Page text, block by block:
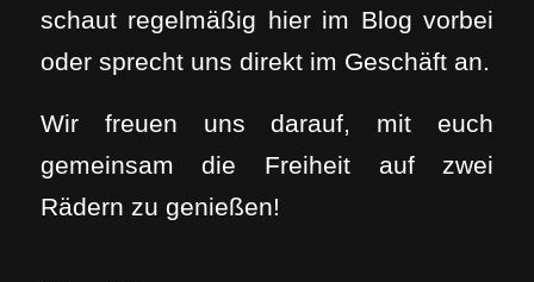
schaut regelmäßig hier im Blog vorbei
oder sprecht uns direkt im Geschäft an.
Wir freuen uns darauf, mit euch
gemeinsam die Freiheit auf zwei
Rädern zu genießen!